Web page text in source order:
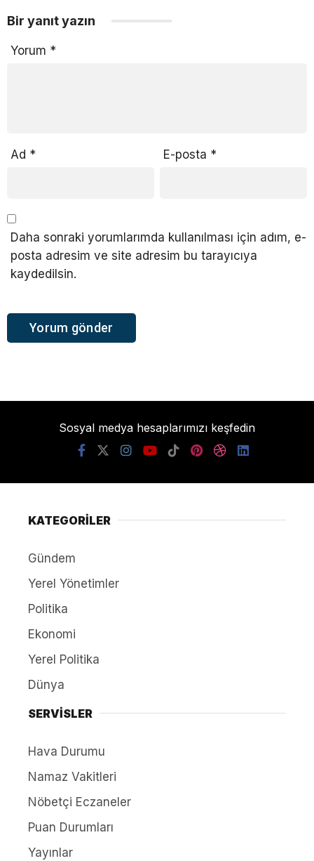
Bir yanıt yazın
Yorum *
Ad * E-posta *
Daha sonraki yorumlarımda kullanılması için adım, e-
posta adresim ve site adresim bu tarayıcıya
kaydedilsin.
Sosyal medya hesaplarımızı keşfedin
KATEGORİLER
Gündem
Yerel Yönetimler
Politika
Ekonomi
Yerel Politika
Dünya
SERVİSLER
Hava Durumu
Namaz Vakitleri
Nöbetçi Eczaneler
Puan Durumları
Yayınlar